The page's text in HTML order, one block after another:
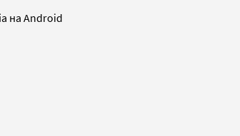
на Android